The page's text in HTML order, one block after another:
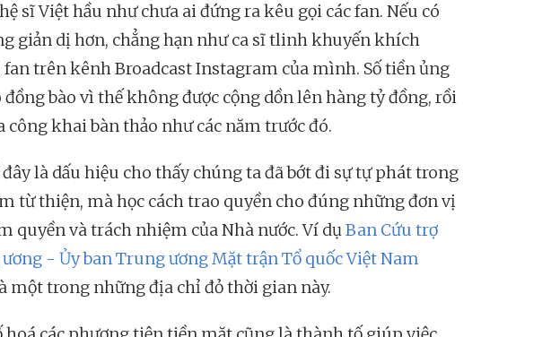
sĩ Việt hầu như chưa ai đứng ra kêu gọi các fan. Nếu có
giản dị hơn, chẳng hạn như ca sĩ tlinh khuyến khích
fan trên kênh Broadcast Instagram của mình. Số tiền ủng
đồng bào vì thế không được cộng dồn lên hàng tỷ đồng, rồi
công khai bàn thảo như các năm trước đó.
đây là dấu hiệu cho thấy chúng ta đã bớt đi sự tự phát trong
từ thiện, mà học cách trao quyền cho đúng những đơn vị
quyền và trách nhiệm của Nhà nước. Ví dụBan Cứu trợ
- Ủy ban Trung ương Mặt trận Tổ quốc Việt Nam
một trong những địa chỉ đỏ thời gian này.